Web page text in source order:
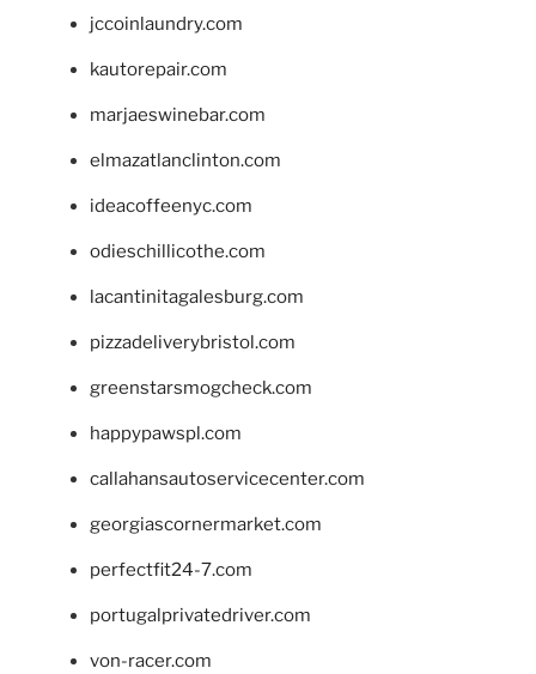
jccoinlaundry.com
kautorepair.com
marjaeswinebar.com
elmazatlanclinton.com
ideacoffeenyc.com
odieschillicothe.com
lacantinitagalesburg.com
pizzadeliverybristol.com
greenstarsmogcheck.com
happypawspl.com
callahansautoservicecenter.com
georgiascornermarket.com
perfectfit24-7.com
portugalprivatedriver.com
von-racer.com